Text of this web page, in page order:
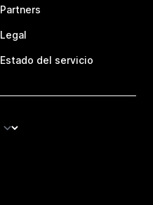
Partners
Legal
Estado del servicio